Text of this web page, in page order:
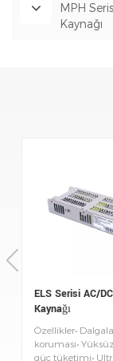
MPH
Kaynağı
ELS Serisi AC/
Kaynağı
Özellikler•
koruması•
güç tüketimi•